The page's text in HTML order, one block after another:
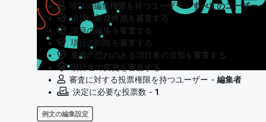
項目の編集権限を持つユーザー -すべてのユーザー
項目の新規作成を審査する
項目の編集を審査する
項目の削除を審査する
重複の恐れのある項目名の追加を審査する
項目名の変更を審査する
審査に対する投票権限を持つユーザー - 編集者
決定に必要な投票数 - 1
例文の編集設定